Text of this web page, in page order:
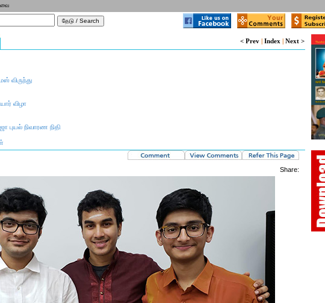
< Prev | Index | Next >
விருந்து
விழா
புயல் நிவாரண நிதி
Share: